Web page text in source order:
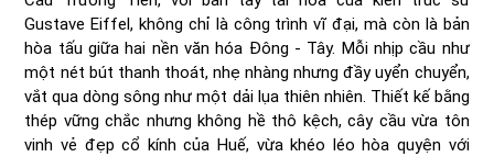
Gustave Eiffel, không chỉ là công trình vĩ đại, mà còn là bản
hòa tấu giữa hai nền văn hóa Đông - Tây. Mỗi nhịp cầu như
một nét bút thanh thoát, nhẹ nhàng nhưng đầy uyển chuyển,
vắt qua dòng sông như một dải lụa thiên nhiên. Thiết kế bằng
thép vững chắc nhưng không hề thô kệch, cây cầu vừa tôn
vinh vẻ đẹp cổ kính của Huế, vừa khéo léo hòa quyện với